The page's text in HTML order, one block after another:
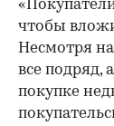
чтобы
Несмотря
все подряд,
покупке